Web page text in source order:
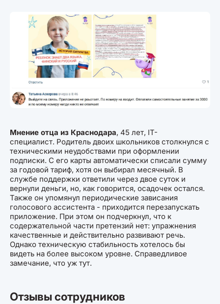
Мнение отца из Краснодара, 45 лет, IT-
специалист. Родитель двоих школьников столкнулся с
техническими неудобствами при оформлении
подписки. С его карты автоматически списали сумму
за годовой тариф, хотя он выбирал месячный. В
службе поддержки ответили через двое суток и
вернули деньги, но, как говорится, осадочек остался.
Также он упомянул периодические зависания
голосового ассистента - приходится перезапускать
приложение. При этом он подчеркнул, что к
содержательной части претензий нет: упражнения
качественные и действительно развивают речь.
Однако техническую стабильность хотелось бы
видеть на более высоком уровне. Справедливое
замечание, что уж тут.
Отзывы сотрудников